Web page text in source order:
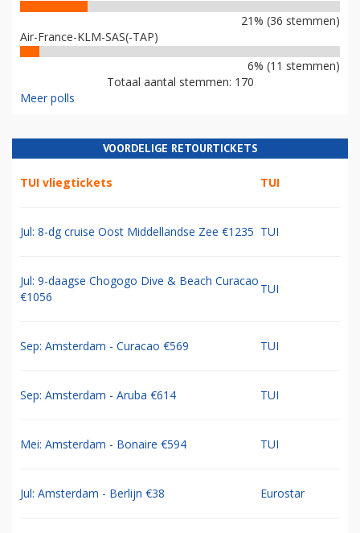
21% (36 stemmen)
Air-France-KLM-SAS(-TAP)
6% (11 stemmen)
Totaal aantal stemmen: 170
Meer polls
VOORDELIGE RETOURTICKETS
TUI vliegtickets TUI
Jul: 8-dg cruise Oost Middellandse Zee €1235 TUI
Jul: 9-daagse Chogogo Dive & Beach Curacao
€1056
TUI
Sep: Amsterdam - Curacao €569 TUI
Sep: Amsterdam - Aruba €614 TUI
Mei: Amsterdam - Bonaire €594 TUI
Jul: Amsterdam - Berlijn €38 Eurostar